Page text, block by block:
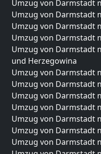
Umzug von Darmstadt
Umzug von Darmstadt
Umzug von Darmstadt
Umzug von Darmstadt
Umzug von Darmstadt
und Herzegowina
Umzug von Darmstadt
Umzug von Darmstadt
Umzug von Darmstadt
Umzug von Darmstadt
Umzug von Darmstadt
Umzug von Darmstadt
Umzug von Darmstadt